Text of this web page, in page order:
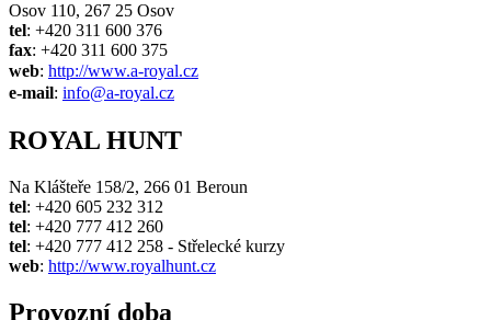
Osov 110, 267 25 Osov
tel: +420 311 600 376
fax: +420 311 600 375
web: http://www.a-royal.cz
e-mail: info@a-royal.cz
ROYAL HUNT
Na Klášteře 158/2, 266 01 Beroun
tel: +420 605 232 312
tel: +420 777 412 260
tel: +420 777 412 258 - Střelecké kurzy
web: http://www.royalhunt.cz
Provozní doba